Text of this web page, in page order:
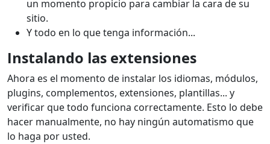
un momento propicio para cambiar la cara de su
sitio.
Y todo en lo que tenga información...
Instalando las extensiones
Ahora es el momento de instalar los idiomas, módulos,
plugins, complementos, extensiones, plantillas... y
verificar que todo funciona correctamente. Esto lo debe
hacer manualmente, no hay ningún automatismo que
lo haga por usted.